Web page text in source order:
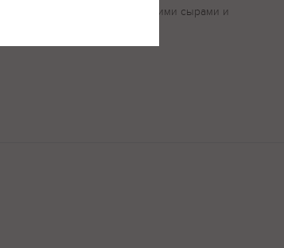
мяса и рыбы, а также мягкими сырами и